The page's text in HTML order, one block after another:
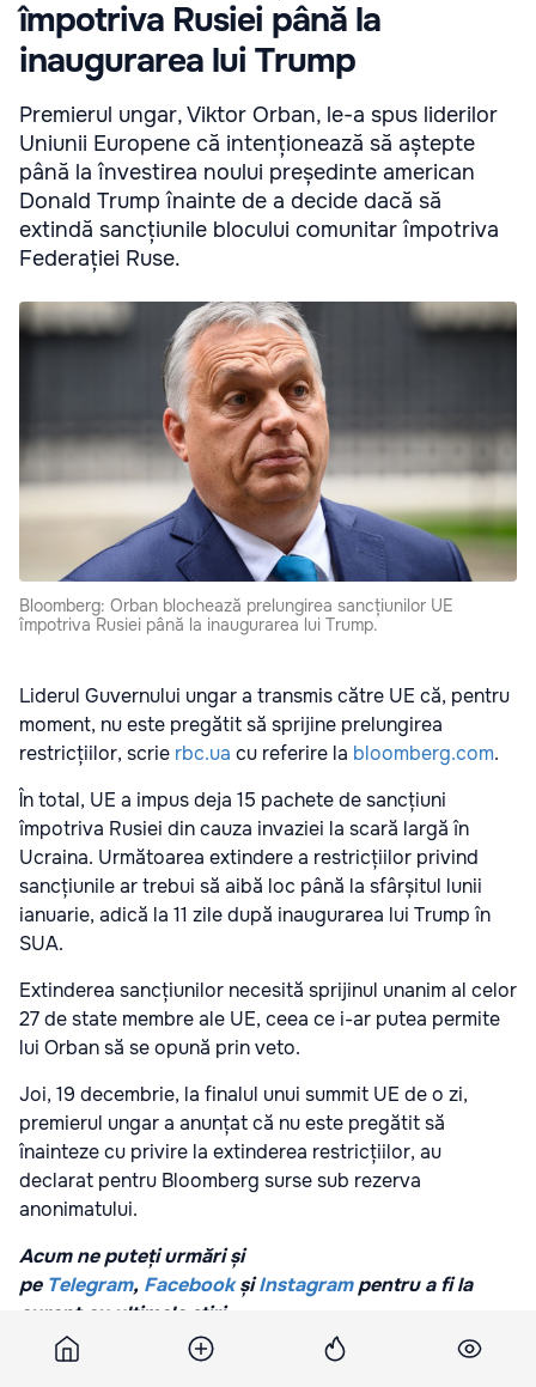
împotriva Rusiei până la
inaugurarea lui Trump
Premierul ungar, Viktor Orban, le-a spus liderilor
Uniunii Europene că intenționează să aștepte
până la învestirea noului președinte american
Donald Trump înainte de a decide dacă să
extindă sancțiunile blocului comunitar împotriva
Federației Ruse.
Bloomberg: Orban blochează prelungirea sancțiunilor UE
împotriva Rusiei până la inaugurarea lui Trump.
Liderul Guvernului ungar a transmis către UE că, pentru
moment, nu este pregătit să sprijine prelungirea
restricțiilor, scrie rbc.ua cu referire la bloomberg.com.
În total, UE a impus deja 15 pachete de sancțiuni
împotriva Rusiei din cauza invaziei la scară largă în
Ucraina. Următoarea extindere a restricțiilor privind
sancțiunile ar trebui să aibă loc până la sfârșitul lunii
ianuarie, adică la 11 zile după inaugurarea lui Trump în
SUA.
Extinderea sancțiunilor necesită sprijinul unanim al celor
27 de state membre ale UE, ceea ce i-ar putea permite
lui Orban să se opună prin veto.
Joi, 19 decembrie, la finalul unui summit UE de o zi,
premierul ungar a anunțat că nu este pregătit să
înainteze cu privire la extinderea restricțiilor, au
declarat pentru Bloomberg surse sub rezerva
anonimatului.
Acum ne puteți urmări și
pe Telegram, Facebook șiInstagrampentru a fi la
curent cu ultimele știri.